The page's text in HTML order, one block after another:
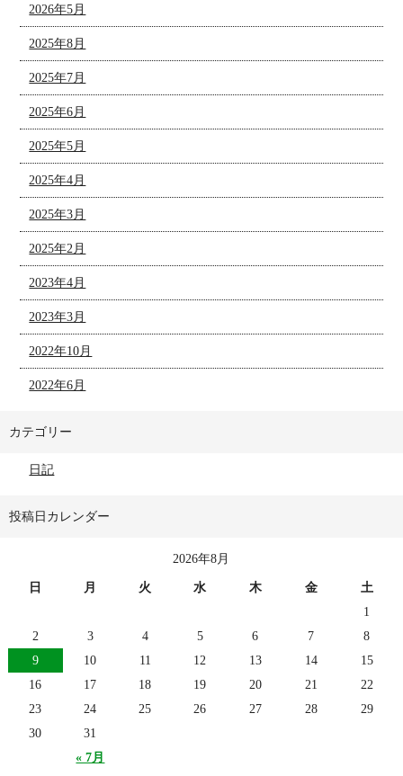
2026年5月
2025年8月
2025年7月
2025年6月
2025年5月
2025年4月
2025年3月
2025年2月
2023年4月
2023年3月
2022年10月
2022年6月
カテゴリー
日記
投稿日カレンダー
2026年8月
日 月 火 水 木 金 土
« 7月
1
2
3 4 5 6 7
8
9
10 11 12 13 14
15
16
17 18 19 20 21
22
23
24 25 26 27 28
29
30
31